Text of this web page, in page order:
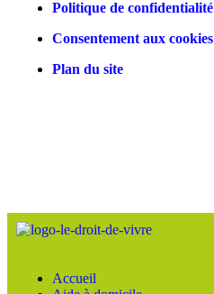
Politique de confidentialité
Consentement aux cookies
Plan du site
Accueil